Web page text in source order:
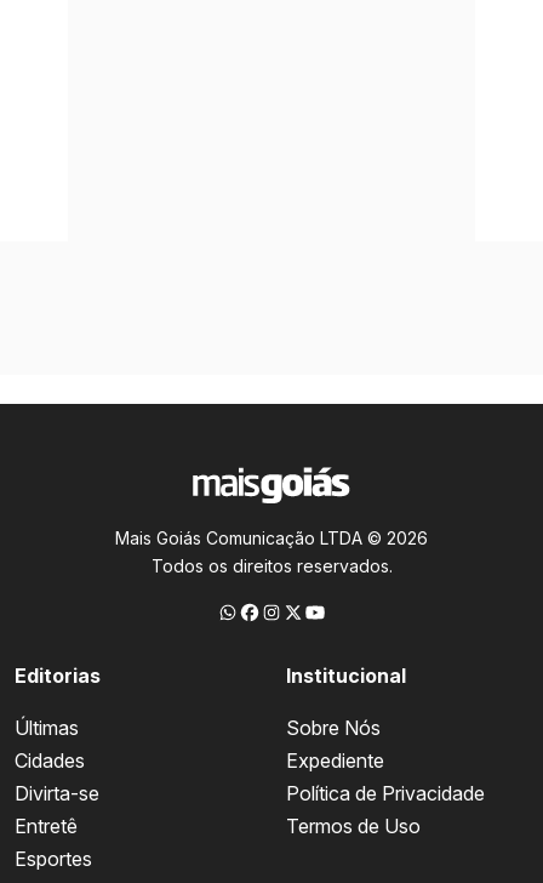
Mais Goiás Comunicação LTDA © 2026
Todos os direitos reservados.
Editorias
Últimas
Cidades
Divirta-se
Entretê
Esportes
Institucional
Sobre Nós
Expediente
Política de Privacidade
Termos de Uso